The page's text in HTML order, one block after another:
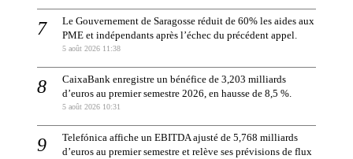
Le Gouvernement de Saragosse réduit de 60% les aides aux
PME et indépendants après l’échec du précédent appel.
5 août 2026 11:38
CaixaBank enregistre un bénéfice de 3,203 milliards
d’euros au premier semestre 2026, en hausse de 8,5 %.
5 août 2026 10:31
Telefónica affiche un EBITDA ajusté de 5,768 milliards
d’euros au premier semestre et relève ses prévisions de flux